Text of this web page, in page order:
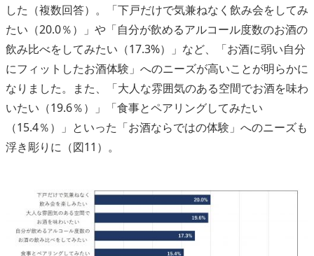
した（複数回答）。「下戸だけで気兼ねなく飲み会をしてみ
たい（20.0％）」や「自分が飲めるアルコール度数のお酒の
飲み比べをしてみたい（17.3%）」など、「お酒に弱い自分
にフィットしたお酒体験」へのニーズが高いことが明らかに
なりました。また、「大人な雰囲気のある空間でお酒を味わ
いたい（19.6％）」「食事とペアリングしてみたい
（15.4％）」といった「お酒ならではの体験」へのニーズも
浮き彫りに（図11）。